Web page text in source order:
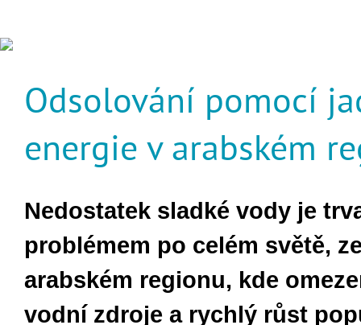
Odsolování pomocí
energie v arabském
Nedostatek sladké vody je
problémem po celém světě,
arabském regionu, kde
vodní zdroje a rychlý růst